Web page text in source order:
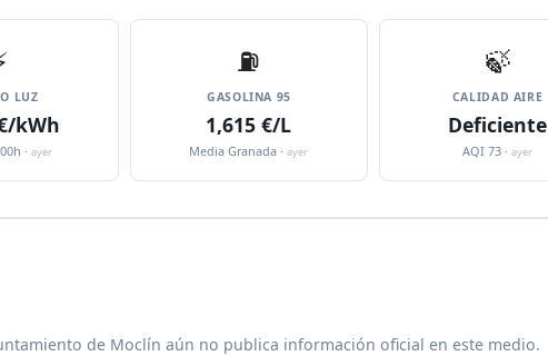
LUZ
kWh
· ayer
⛽️
GASOLINA 95
1,615 €/L
Media Granada ·ayer
🍃
CALIDAD AIRE
Deficiente
AQI 73 ·ayer
de Moclín aún no publica información oficial en este medio.